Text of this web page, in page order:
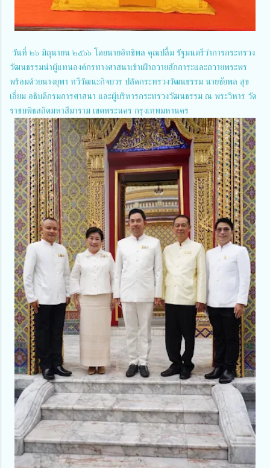
วันที่ ๒๖ มิถุนายน ๒๕๖๖ โดยนายอิทธิพล คุณปลื้ม รัฐมนตรีว่าการกระทรวง
วัฒนธรรมนำผู้แทนองค์กรทางศาสนาเข้าเฝ้าถวายสักการะและถวายพระพร
พร้อมด้วยนางยุพา ทวีวัฒนะกิจบวร ปลัดกระทรวงวัฒนธรรม นายชัยพล สุข
เอี่ยม อธิบดีกรมการศาสนา และผู้บริหารกระทรวงวัฒนธรรม ณ พระวิหาร วัด
ราชบพิธสถิตมหาสีมาราม เขตพระนคร กรุงเทพมหานคร